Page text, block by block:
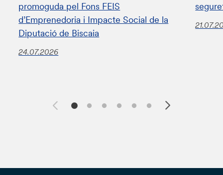
promoguda pel Fons FEIS
d’Emprenedoria i Impacte Social de la
Diputació de Biscaia
24.07.2026